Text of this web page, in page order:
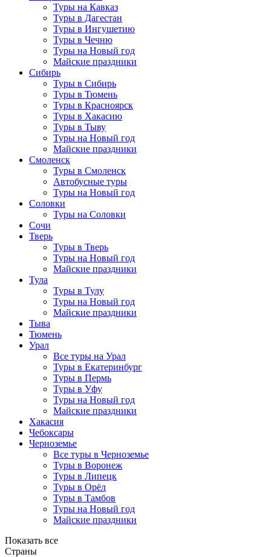
Туры на Кавказ
Туры в Дагестан
Туры в Ингушетию
Туры в Чечню
Туры на Новый год
Майские праздники
Сибирь
Туры в Сибирь
Туры в Тюмень
Туры в Красноярск
Туры в Хакасию
Туры в Тыву
Туры на Новый год
Майские праздники
Смоленск
Туры в Смоленск
Автобусные туры
Туры на Новый год
Соловки
Туры на Соловки
Сочи
Тверь
Туры в Тверь
Туры на Новый год
Майские праздники
Тула
Туры в Тулу
Туры на Новый год
Майские праздники
Тыва
Тюмень
Урал
Все туры на Урал
Туры в Екатеринбург
Туры в Пермь
Туры в Уфу
Туры на Новый год
Майские праздники
Хакасия
Чебоксары
Черноземье
Все туры в Черноземье
Туры в Воронеж
Туры в Липецк
Туры в Орёл
Туры в Тамбов
Туры на Новый год
Майские праздники
Показать все
Страны